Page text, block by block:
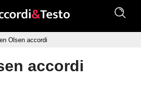
Olsen accordi
accordi